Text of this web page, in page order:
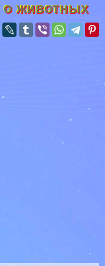
о животных